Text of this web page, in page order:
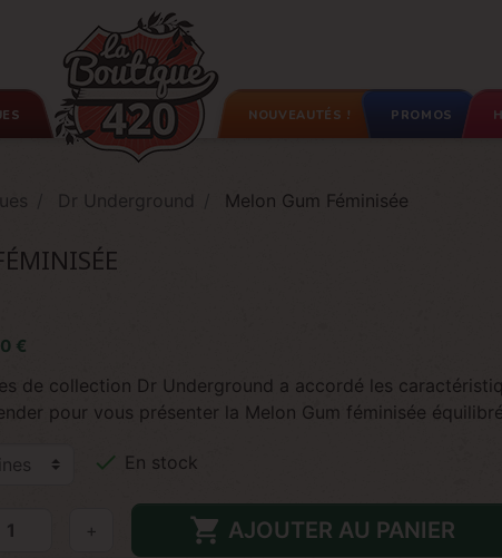
NOUVEAUTÉS ! PROMOS
Dr Underground Melon Gum Féminisée
€
de collection Dr Underground a accordé les
pour vous présenter la Melon Gum féminisée
 En stock
+  AJOUTER AU PANIER